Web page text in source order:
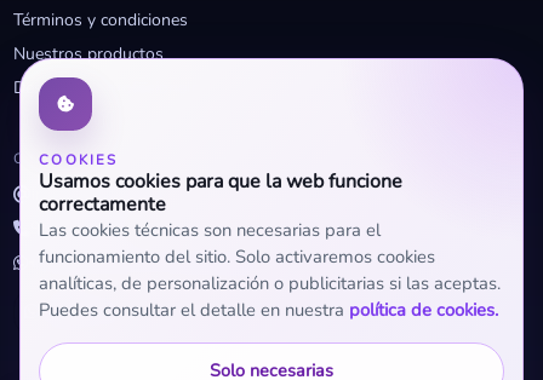
COOKIES
Usamos cookies para que la web funcione
correctamente
Las cookies técnicas son necesarias para el
funcionamiento del sitio. Solo activaremos cookies
analíticas, de personalización o publicitarias si las aceptas.
Puedes consultar el detalle en nuestra política de cookies.
Solo necesarias
Términos y condiciones
Nuestros productos
Descuentos profesionales
CONTACTO
info@openclima.com
919 32 73 23
+34 623 56 04 93 (WhatsApp)